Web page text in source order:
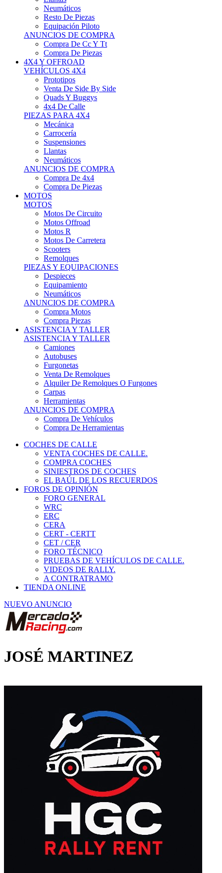
Neumáticos
Resto De Piezas
Equipación Piloto
ANUNCIOS DE COMPRA
Compra De Cc Y Tt
Compra De Piezas
4X4 Y OFFROAD
VEHÍCULOS 4X4
Prototipos
Venta De Side By Side
Quads Y Buggys
4x4 De Calle
PIEZAS PARA 4X4
Mecánica
Carrocería
Suspensiones
Llantas
Neumáticos
ANUNCIOS DE COMPRA
Compra De 4x4
Compra De Piezas
MOTOS
MOTOS
Motos De Circuito
Motos Offroad
Motos R
Motos De Carretera
Scooters
Remolques
PIEZAS Y EQUIPACIONES
Despieces
Equipamiento
Neumáticos
ANUNCIOS DE COMPRA
Compra Motos
Compra Piezas
ASISTENCIA Y TALLER
ASISTENCIA Y TALLER
Camiones
Autobuses
Furgonetas
Venta De Remolques
Alquiler De Remolques O Furgones
Carpas
Herramientas
ANUNCIOS DE COMPRA
Compra De Vehículos
Compra De Herramientas
COCHES DE CALLE
VENTA COCHES DE CALLE.
COMPRA COCHES
SINIESTROS DE COCHES
EL BAÚL DE LOS RECUERDOS
FOROS DE OPINIÓN
FORO GENERAL
WRC
ERC
CERA
CERT - CERTT
CET / CER
FORO TÉCNICO
PRUEBAS DE VEHÍCULOS DE CALLE.
VIDEOS DE RALLY.
A CONTRATRAMO
TIENDA ONLINE
NUEVO ANUNCIO
JOSÉ MARTINEZ